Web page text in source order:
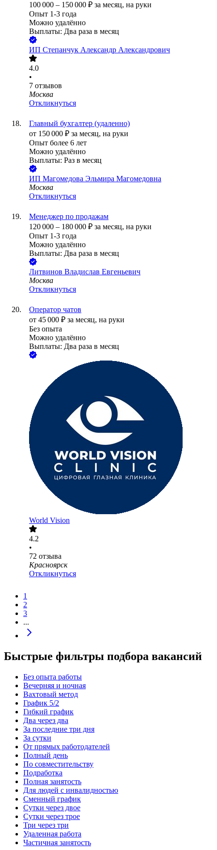
100 000 – 150 000 ₽ за месяц, на руки
Опыт 1-3 года
Можно удалённо
Выплаты: Два раза в месяц
ИП Степанчук Александр Александрович
4.0
•
7 отзывов
Москва
Откликнуться
Главный бухгалтер (удаленно)
от 150 000 ₽ за месяц, на руки
Опыт более 6 лет
Можно удалённо
Выплаты: Раз в месяц
ИП Магомедова Эльмира Магомедовна
Москва
Откликнуться
Менеджер по продажам
120 000 – 180 000 ₽ за месяц, на руки
Опыт 1-3 года
Можно удалённо
Выплаты: Два раза в месяц
Литвинов Владислав Евгеньевич
Москва
Откликнуться
Оператор чатов
от 45 000 ₽ за месяц, на руки
Без опыта
Можно удалённо
Выплаты: Два раза в месяц
World Vision
4.2
•
72 отзыва
Красноярск
Откликнуться
1
2
3
...
Быстрые фильтры подбора вакансий
Без опыта работы
Вечерняя и ночная
Вахтовый метод
График 5/2
Гибкий график
Два через два
За последние три дня
За сутки
От прямых работодателей
Полный день
По совместительству
Подработка
Полная занятость
Для людей с инвалидностью
Сменный график
Сутки через двое
Сутки через трое
Три через три
Удаленная работа
Частичная занятость